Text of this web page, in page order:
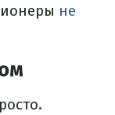
не